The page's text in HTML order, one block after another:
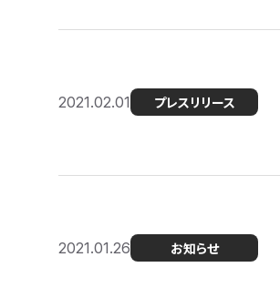
2021.02.01 プレスリリース
2021.01.26 お知らせ